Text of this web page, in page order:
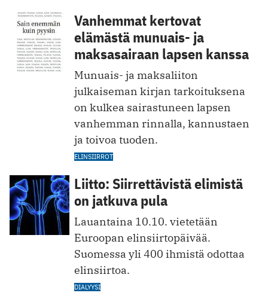
Vanhemmat kertovat
elämästä munuais- ja
maksasairaan lapsen kanssa
Munuais- ja maksaliiton
julkaiseman kirjan tarkoituksena
on kulkea sairastuneen lapsen
vanhemman rinnalla, kannustaen
ja toivoa tuoden.
ELINSIIRROT
Liitto: Siirrettävistä elimistä
on jatkuva pula
Lauantaina 10.10. vietetään
Euroopan elinsiirtopäivää.
Suomessa yli 400 ihmistä odottaa
elinsiirtoa.
DIALYYSI